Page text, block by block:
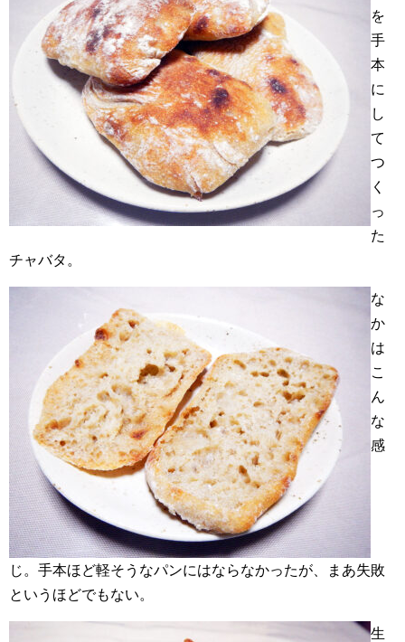
を
手
本
に
し
て
つ
く
っ
た
チャバタ。
な
か
は
こ
ん
な
感
じ。手本ほど軽そうなパンにはならなかったが、まあ失敗
というほどでもない。
生